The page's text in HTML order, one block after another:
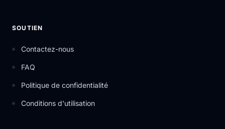
SOUTIEN
Contactez-nous
FAQ
Politique de confidentialité
Conditions d'utilisation